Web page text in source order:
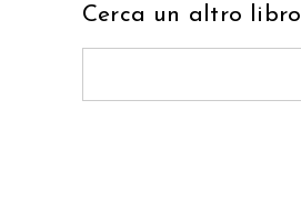
Cerca un altro libro